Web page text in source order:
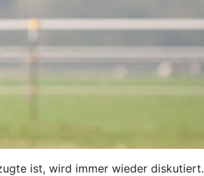
ist, wird immer wieder diskutiert.